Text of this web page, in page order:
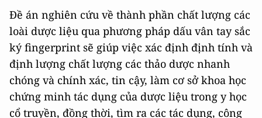
Đề án nghiên cứu về thành phần chất lượng các
loài dược liệu qua phương pháp dấu vân tay sắc
ký fingerprint sẽ giúp việc xác định định tính và
định lượng chất lượng các thảo dược nhanh
chóng và chính xác, tin cậy, làm cơ sở khoa học
chứng minh tác dụng của dược liệu trong y học
cổ truyền, đồng thời, tìm ra các tác dụng, công